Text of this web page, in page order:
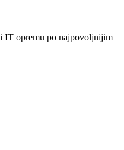
IT opremu po najpovoljnijim